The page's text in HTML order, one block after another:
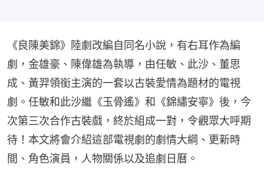
《良陳美錦》陸劇改編自同名小說，有右耳作為編
劇，金雄豪、陳偉雄為執導，由任敏、此沙、董思
成、黃羿領銜主演的一套以古裝愛情為題材的電視
劇。任敏和此沙繼《玉骨遙》和《錦繡安寧》後，今
次第三次合作古裝戲，終於組成一對，令觀眾大呼期
待！本文將會介紹這部電視劇的劇情大綱、更新時
間、角色演員，人物關係以及追劇日曆。